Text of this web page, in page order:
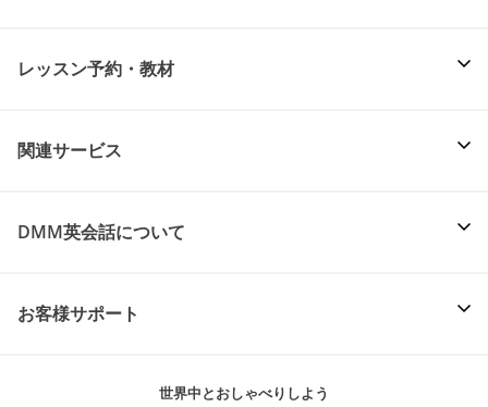
レッスン予約・教材
関連サービス
DMM英会話について
お客様サポート
世界中とおしゃべりしよう